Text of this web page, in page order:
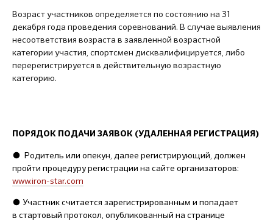
Возраст участников определяется по состоянию на 31
декабря года проведения соревнований. В случае выявления
несоответствия возраста в заявленной возрастной
категории участия, спортсмен дисквалифицируется, либо
перерегистрируется в действительную возрастную
категорию.
ПОРЯДОК ПОДАЧИ ЗАЯВОК (УДАЛЕННАЯ РЕГИСТРАЦИЯ)
● Родитель или опекун, далее регистрирующий, должен
пройти процедуру регистрации на сайте организаторов:
www.iron-star.com
● Участник считается зарегистрированным и попадает
в стартовый протокол, опубликованный на странице